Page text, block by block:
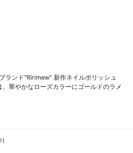
ランド"Ririmew" 新作ネイルポリッシュ
、華やかなローズカラーにゴールドのラメ
)